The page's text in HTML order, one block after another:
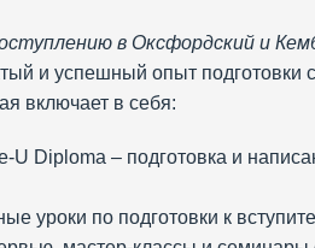
в Оксфордский и
и успешный опыт
включает в себя:
U Diploma – подготовка и
уроки по подготовки к